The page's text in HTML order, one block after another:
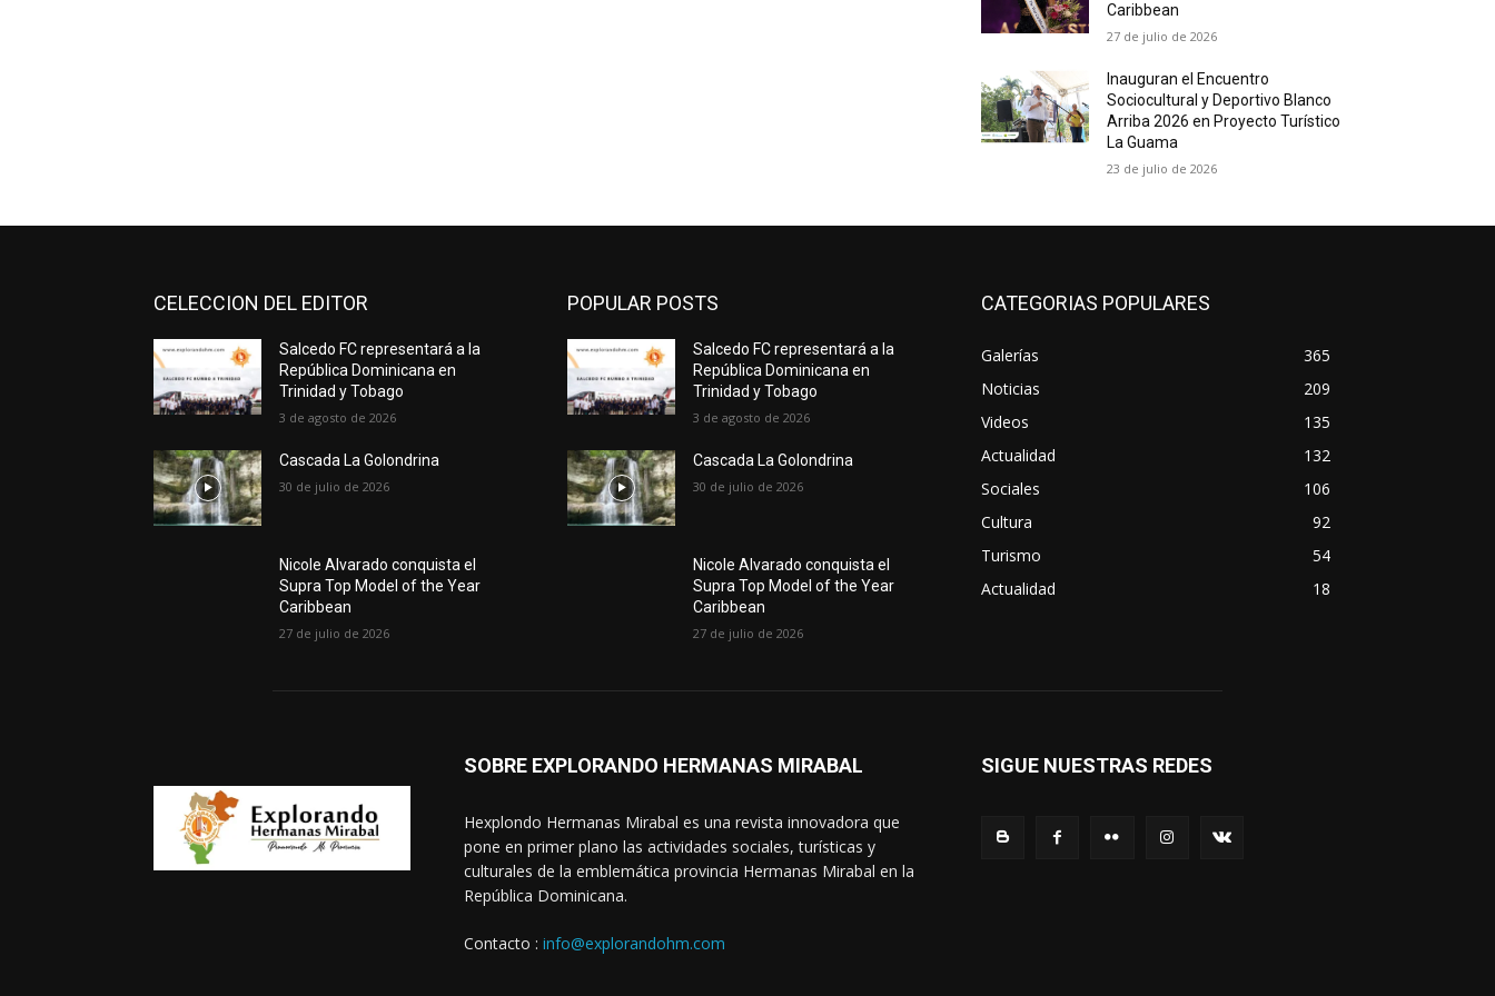
Caribbean
27 de julio de 2026
Inauguran el Encuentro
Sociocultural y Deportivo Blanco
Arriba 2026 en Proyecto Turístico
La Guama
23 de julio de 2026
CELECCION DEL EDITOR
Salcedo FC representará a la
República Dominicana en
Trinidad y Tobago
3 de agosto de 2026
Cascada La Golondrina
30 de julio de 2026
Nicole Alvarado conquista el
Supra Top Model of the Year
Caribbean
27 de julio de 2026
POPULAR POSTS
Salcedo FC representará a la
República Dominicana en
Trinidad y Tobago
3 de agosto de 2026
Cascada La Golondrina
30 de julio de 2026
Nicole Alvarado conquista el
Supra Top Model of the Year
Caribbean
27 de julio de 2026
CATEGORIAS POPULARES
Galerías
365
Noticias
209
Videos
135
Actualidad
132
Sociales
106
Cultura
92
Turismo
54
Actualidad
18
SOBRE EXPLORANDO HERMANAS MIRABAL
Hexplondo Hermanas Mirabal es una revista innovadora que
pone en primer plano las actividades sociales, turísticas y
culturales de la emblemática provincia Hermanas Mirabal en la
República Dominicana.
Contacto : info@explorandohm.com
SIGUE NUESTRAS REDES